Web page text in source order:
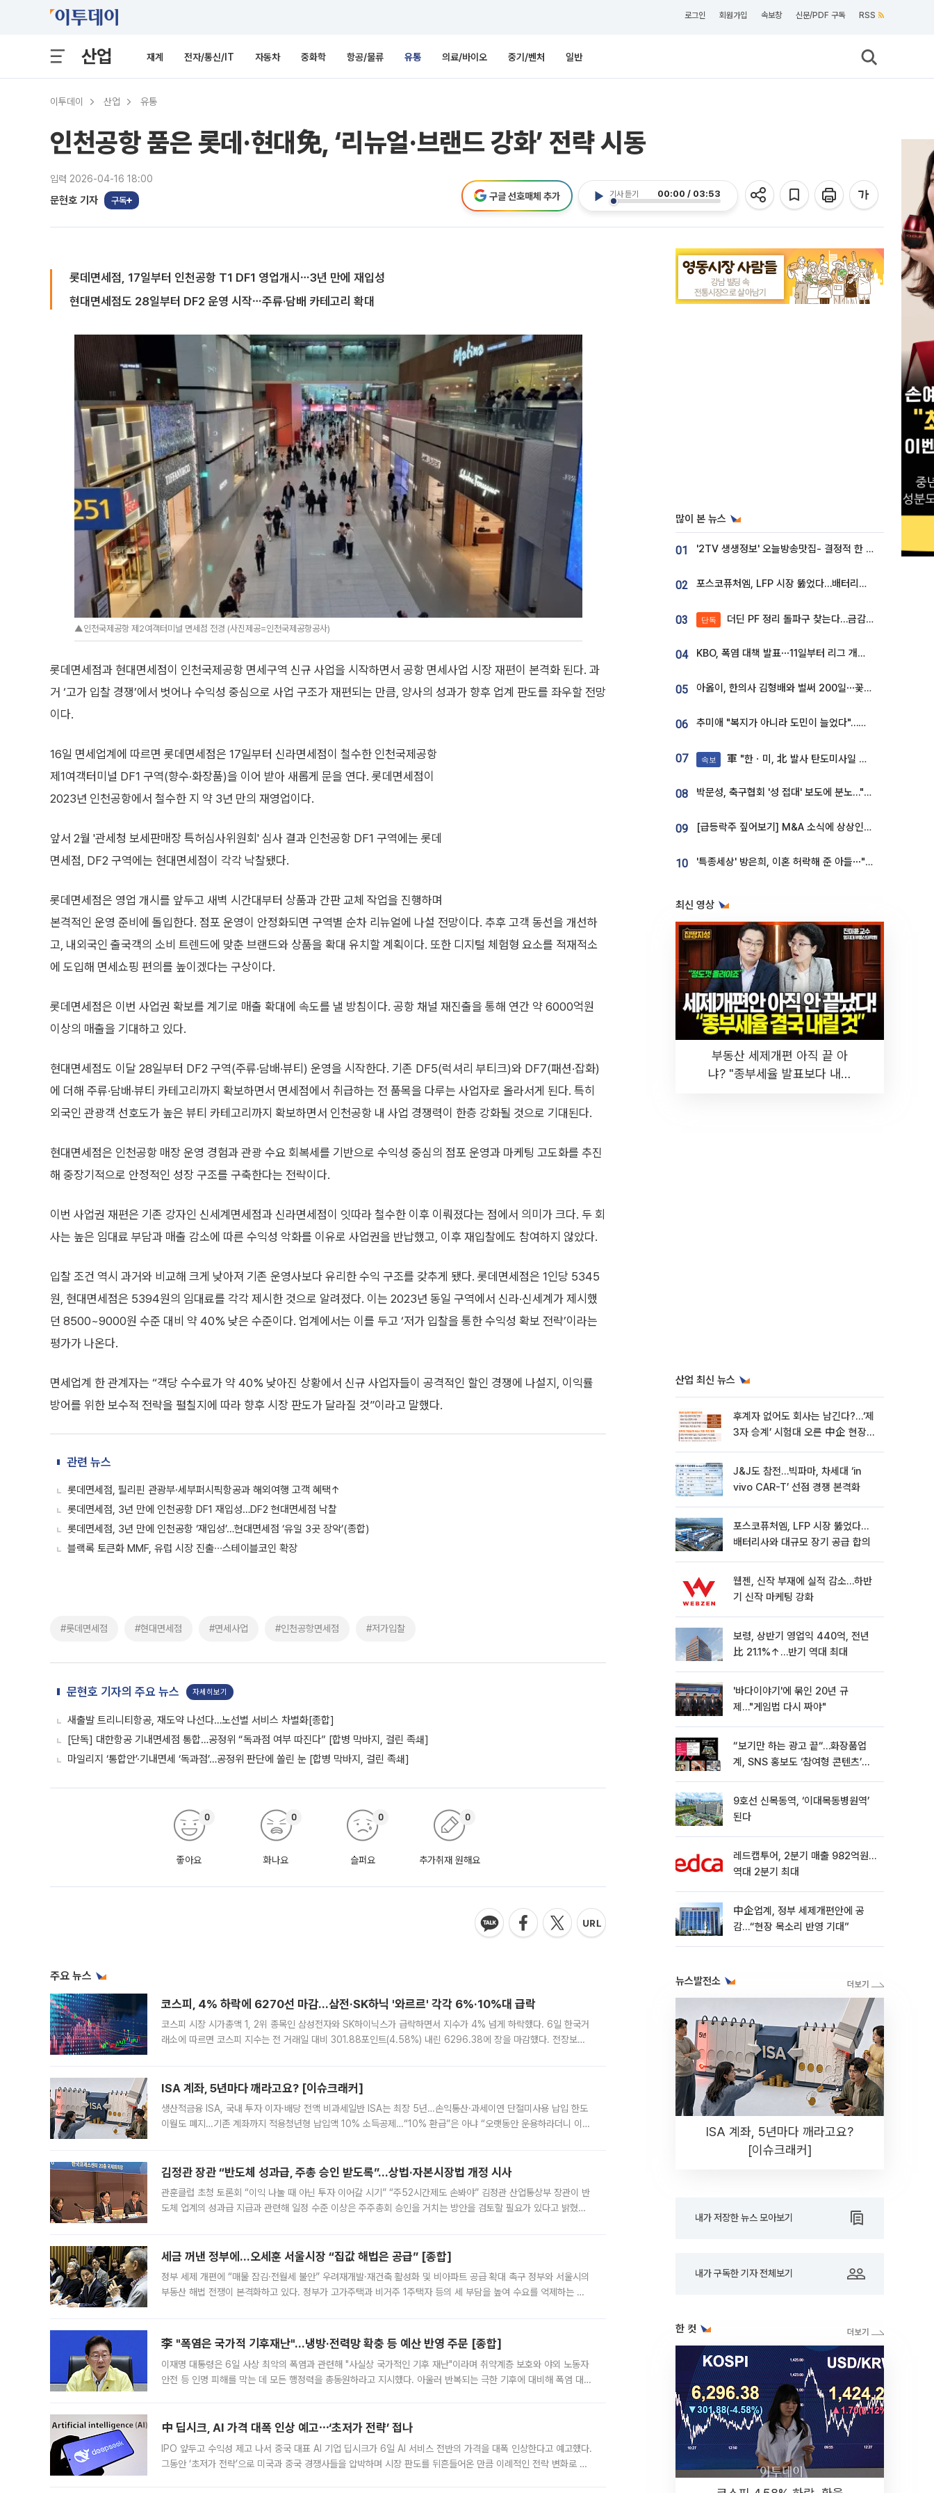
로그인 회원가입 속보창 신문/PDF 구독 RSS
산업 재계 전자/통신/IT 자동차 중화학 항공/물류 유통 의료/바이오 중기/벤처 일반
이투데이 산업 유통
인천공항 품은 롯데·현대免, ‘리뉴얼·브랜드 강화’ 전략 시동
입력 2026-04-16 18:00
문현호 기자 구독
기사 듣기 00:00 / 03:53
구글 선호매체 추가
롯데면세점, 17일부터 인천공항 T1 DF1 영업개시⋯3년 만에 재입성
현대면세점도 28일부터 DF2 운영 시작⋯주류·담배 카테고리 확대
▲인천국제공항 제2여객터미널 면세점 전경 (사진제공=인천국제공항공사)
롯데면세점과 현대면세점이 인천국제공항 면세구역 신규 사업을 시작하면서 공항 면세사업 시장 재편이 본격화 된다. 과
거 ‘고가 입찰 경쟁’에서 벗어나 수익성 중심으로 사업 구조가 재편되는 만큼, 양사의 성과가 향후 업계 판도를 좌우할 전망
이다.
16일 면세업계에 따르면 롯데면세점은 17일부터 신라면세점이 철수한 인천국제공항
제1여객터미널 DF1 구역(향수·화장품)을 이어 받아 새롭게 문을 연다. 롯데면세점이
2023년 인천공항에서 철수한 지 약 3년 만의 재영업이다.
앞서 2월 '관세청 보세판매장 특허심사위원회' 심사 결과 인천공항 DF1 구역에는 롯데
면세점, DF2 구역에는 현대면세점이 각각 낙찰됐다.
롯데면세점은 영업 개시를 앞두고 새벽 시간대부터 상품과 간판 교체 작업을 진행하며
본격적인 운영 준비에 돌입한다. 점포 운영이 안정화되면 구역별 순차 리뉴얼에 나설 전망이다. 추후 고객 동선을 개선하
고, 내외국인 출국객의 소비 트렌드에 맞춘 브랜드와 상품을 확대 유치할 계획이다. 또한 디지털 체험형 요소를 적재적소
에 도입해 면세쇼핑 편의를 높이겠다는 구상이다.
롯데면세점은 이번 사업권 확보를 계기로 매출 확대에 속도를 낼 방침이다. 공항 채널 재진출을 통해 연간 약 6000억원
이상의 매출을 기대하고 있다.
현대면세점도 이달 28일부터 DF2 구역(주류·담배·뷰티) 운영을 시작한다. 기존 DF5(럭셔리 부티크)와 DF7(패션·잡화)
에 더해 주류·담배·뷰티 카테고리까지 확보하면서 면세점에서 취급하는 전 품목을 다루는 사업자로 올라서게 된다. 특히
외국인 관광객 선호도가 높은 뷰티 카테고리까지 확보하면서 인천공항 내 사업 경쟁력이 한층 강화될 것으로 기대된다.
현대면세점은 인천공항 매장 운영 경험과 관광 수요 회복세를 기반으로 수익성 중심의 점포 운영과 마케팅 고도화를 추진
해 중장기적으로 안정적인 성장 구조를 구축한다는 전략이다.
이번 사업권 재편은 기존 강자인 신세계면세점과 신라면세점이 잇따라 철수한 이후 이뤄졌다는 점에서 의미가 크다. 두 회
사는 높은 임대료 부담과 매출 감소에 따른 수익성 악화를 이유로 사업권을 반납했고, 이후 재입찰에도 참여하지 않았다.
입찰 조건 역시 과거와 비교해 크게 낮아져 기존 운영사보다 유리한 수익 구조를 갖추게 됐다. 롯데면세점은 1인당 5345
원, 현대면세점은 5394원의 임대료를 각각 제시한 것으로 알려졌다. 이는 2023년 동일 구역에서 신라·신세계가 제시했
던 8500~9000원 수준 대비 약 40% 낮은 수준이다. 업계에서는 이를 두고 ‘저가 입찰을 통한 수익성 확보 전략’이라는
평가가 나온다.
면세업계 한 관계자는 “객당 수수료가 약 40% 낮아진 상황에서 신규 사업자들이 공격적인 할인 경쟁에 나설지, 이익률
방어를 위한 보수적 전략을 펼칠지에 따라 향후 시장 판도가 달라질 것”이라고 말했다.
관련 뉴스
롯데면세점, 필리핀 관광부·세부퍼시픽항공과 해외여행 고객 혜택↑
롯데면세점, 3년 만에 인천공항 DF1 재입성…DF2 현대면세점 낙찰
롯데면세점, 3년 만에 인천공항 ‘재입성’…현대면세점 ‘유일 3곳 장악’(종합)
블랙록 토큰화 MMF, 유럽 시장 진출∙∙∙스테이블코인 확장
#롯데면세점 #현대면세점 #면세사업 #인천공항면세점 #저가입찰
문현호 기자의 주요 뉴스 자세히보기
새출발 트리니티항공, 재도약 나선다…노선별 서비스 차별화[종합]
[단독] 대한항공 기내면세점 통합…공정위 “독과점 여부 따진다” [합병 막바지, 걸린 족쇄]
마일리지 ‘통합안’·기내면세 ‘독과점’…공정위 판단에 쏠린 눈 [합병 막바지, 걸린 족쇄]
좋아요
0
화나요
0
슬퍼요
0
추가취재 원해요
0
주요 뉴스
코스피, 4% 하락에 6270선 마감…삼전·SK하닉 '와르르' 각각 6%·10%대 급락
코스피 시장 시가총액 1, 2위 종목인 삼성전자와 SK하이닉스가 급락하면서 지수가 4% 넘게 하락했다. 6일 한국거
래소에 따르면 코스피 지수는 전 거래일 대비 301.88포인트(4.58%) 내린 6296.38에 장을 마감했다. 전장보다
ISA 계좌, 5년마다 깨라고요? [이슈크래커]
생산적금융 ISA, 국내 투자 이자·배당 전액 비과세일반 ISA는 최장 5년…손익통산·과세이연 단절미사용 납입 한도
이월도 폐지…기존 계좌까지 적용청년형 납입액 10% 소득공제…“10% 환급”은 아냐 “오랫동안 운용하라더니 이제
김정관 장관 “반도체 성과급, 주총 승인 받도록”…상법·자본시장법 개정 시사
관훈클럽 초청 토론회 “이익 나눌 때 아닌 투자 이어갈 시기” “주52시간제도 손봐야” 김정관 산업통상부 장관이 반
도체 업계의 성과급 지급과 관련해 일정 수준 이상은 주주총회 승인을 거치는 방안을 검토할 필요가 있다고 밝혔다.
세금 꺼낸 정부에…오세훈 서울시장 “집값 해법은 공급” [종합]
정부 세제 개편에 “매물 잠김·전월세 불안” 우려재개발·재건축 활성화 및 비아파트 공급 확대 촉구 정부와 서울시의
부동산 해법 전쟁이 본격화하고 있다. 정부가 고가주택과 비거주 1주택자 등의 세 부담을 높여 수요를 억제하는 카
李 "폭염은 국가적 기후재난"…냉방·전력망 확충 등 예산 반영 주문 [종합]
이재명 대통령은 6일 사상 최악의 폭염과 관련해 "사실상 국가적인 기후 재난"이라며 취약계층 보호와 야외 노동자
안전 등 인명 피해를 막는 데 모든 행정력을 총동원하라고 지시했다. 아울러 반복되는 극한 기후에 대비해 폭염 대응
中 딥시크, AI 가격 대폭 인상 예고⋯‘초저가 전략’ 접나
IPO 앞두고 수익성 제고 나서 중국 대표 AI 기업 딥시크가 6일 AI 서비스 전반의 가격을 대폭 인상한다고 예고했다.
그동안 ‘초저가 전략’으로 미국과 중국 경쟁사들을 압박하며 시장 판도를 뒤흔들어온 만큼 이례적인 전략 변화로 평
많이 본 뉴스
01 '2TV 생생정보' 오늘방송맛집- 결정적 한 수, 3종 메밀면! 메밀 소바 맛집 '의○○○○'
02 포스코퓨처엠, LFP 시장 뚫었다…배터리사와 대규모 장기 공급 합의
03 단독 더딘 PF 정리 돌파구 찾는다…금감원, 1년 반 만에 매각설명회 재개
04 KBO, 폭염 대책 발표⋯11일부터 리그 개시ㆍ경기 오후 7시 시작
05 아옳이, 한의사 김형배와 벌써 200일⋯꽃다발 들고 "프러포즈 아냐"
06 추미애 "복지가 아니라 도민이 늘었다"…재정난 책임론 정면돌파
07 속보 軍 "한ㆍ미, 北 발사 탄도미사일 제원 정밀분석 중"
08 박문성, 축구협회 '성 접대' 보도에 분노…"다 말아먹으려고 작정했나"
09 [급등락주 짚어보기] M&A 소식에 상상인증권ㆍ유니켐 ‘상한가’⋯유증 제동 걸린 SK디앤디↑
10 '특종세상' 방은희, 이혼 허락해 준 아들⋯"너무 잘 커줬다" 오열
최신 영상
부동산 세제개편 아직 끝 아
냐? "종부세율 발표보다 내릴
산업 최신 뉴스
후계자 없어도 회사는 남긴다?…‘제
3자 승계’ 시험대 오른 中企 현장
J&J도 참전…빅파마, 차세대 ‘in
vivo CAR-T’ 선점 경쟁 본격화
포스코퓨처엠, LFP 시장 뚫었다…
배터리사와 대규모 장기 공급 합의
웹젠, 신작 부재에 실적 감소…하반
기 신작 마케팅 강화
보령, 상반기 영업익 440억, 전년
比 21.1%↑…반기 역대 최대
'바다이야기'에 묶인 20년 규
제…"게임법 다시 짜야"
“보기만 하는 광고 끝“…화장품업
계, SNS 홍보도 ‘참여형 콘텐츠’로
9호선 신목동역, ‘이대목동병원역’
된다
레드캡투어, 2분기 매출 982억원…
역대 2분기 최대
中企업계, 정부 세제개편안에 공
감…“현장 목소리 반영 기대”
뉴스발전소
ISA 계좌, 5년마다 깨라고요?
[이슈크래커]
내가 저장한 뉴스 모아보기
내가 구독한 기자 전체보기
한 컷